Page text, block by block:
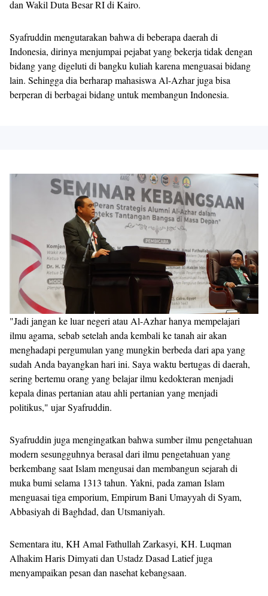
dan Wakil Duta Besar RI di Kairo.
Syafruddin mengutarakan bahwa di beberapa daerah di
Indonesia, dirinya menjumpai pejabat yang bekerja tidak dengan
bidang yang digeluti di bangku kuliah karena menguasai bidang
lain. Sehingga dia berharap mahasiswa Al-Azhar juga bisa
berperan di berbagai bidang untuk membangun Indonesia.
"Jadi jangan ke luar negeri atau Al-Azhar hanya mempelajari
ilmu agama, sebab setelah anda kembali ke tanah air akan
menghadapi pergumulan yang mungkin berbeda dari apa yang
sudah Anda bayangkan hari ini. Saya waktu bertugas di daerah,
sering bertemu orang yang belajar ilmu kedokteran menjadi
kepala dinas pertanian atau ahli pertanian yang menjadi
politikus," ujar Syafruddin.
Syafruddin juga mengingatkan bahwa sumber ilmu pengetahuan
modern sesungguhnya berasal dari ilmu pengetahuan yang
berkembang saat Islam mengusai dan membangun sejarah di
muka bumi selama 1313 tahun. Yakni, pada zaman Islam
menguasai tiga emporium, Empirum Bani Umayyah di Syam,
Abbasiyah di Baghdad, dan Utsmaniyah.
Sementara itu, KH Amal Fathullah Zarkasyi, KH. Luqman
Alhakim Haris Dimyati dan Ustadz Dasad Latief juga
menyampaikan pesan dan nasehat kebangsaan.